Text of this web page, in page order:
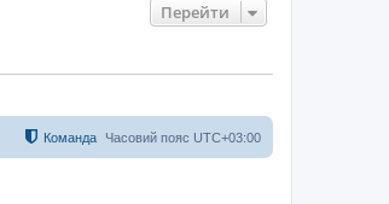
Перейти
Часовий пояс UTC+03:00
Команда